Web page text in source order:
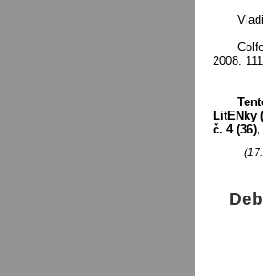
2008.
LitENky
č. 4 (36),